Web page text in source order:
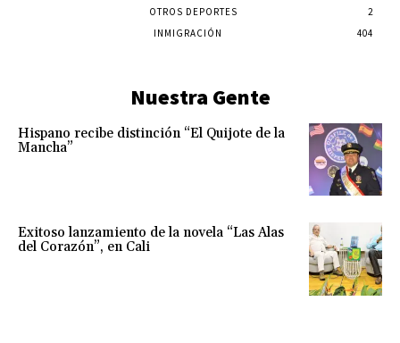
OTROS DEPORTES
2
INMIGRACIÓN
404
Nuestra Gente
Hispano recibe distinción “El Quijote de la
Mancha”
Exitoso lanzamiento de la novela “Las Alas
del Corazón”, en Cali